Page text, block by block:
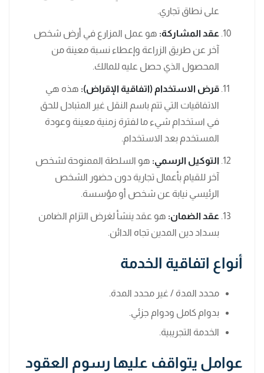
على نطاق تجاري.
عقد المشاركة: هو عمل المزارع في أرض شخص
آخر عن طريق الزراعة وإعطاء نسبة معينة من
المحصول الذي حصل عليه للمالك.
قرض الاستخدام (اتفاقية الإقراض): هذه هي
الاتفاقيات التي تتم باسم النقل غير المتبادل للحق
في استخدام شيء ما لفترة زمنية معينة وعودة
المستخدم بعد الاستخدام.
التوكيل الرسمي: هو السلطة الممنوحة لشخص
آخر للقيام بأعمال تجارية دون حضور الشخص
الرئيسي نيابة عن شخص أو مؤسسة.
عقد الضمان: هو عقد ينشأ لغرض التزام الضامن
بسداد دين المدين تجاه الدائن.
أنواع اتفاقية الخدمة
محدد المدة / غير محدد المدة.
بدوام كامل ودوام جزئي.
الخدمة التجريبية.
عوامل يتواقف عليها رسوم العقود